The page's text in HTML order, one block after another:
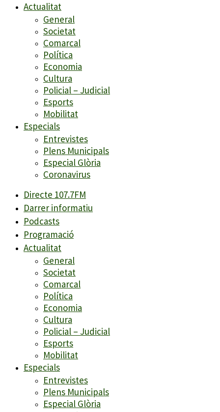
Actualitat
General
Societat
Comarcal
Política
Economia
Cultura
Policial – Judicial
Esports
Mobilitat
Especials
Entrevistes
Plens Municipals
Especial Glòria
Coronavirus
Directe 107.7FM
Darrer informatiu
Podcasts
Programació
Actualitat
General
Societat
Comarcal
Política
Economia
Cultura
Policial – Judicial
Esports
Mobilitat
Especials
Entrevistes
Plens Municipals
Especial Glòria